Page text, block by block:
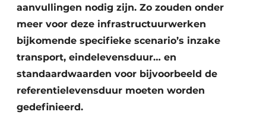
aanvullingen nodig zijn. Zo zouden onder
meer voor deze infrastructuurwerken
bijkomende specifieke scenario’s inzake
transport, eindelevensduur… en
standaardwaarden voor bijvoorbeeld de
referentielevensduur moeten worden
gedefinieerd.